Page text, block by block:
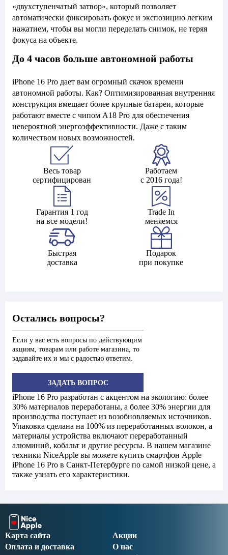
«двухступенчатый затвор», который позволяет
автоматически фиксировать фокус и экспозицию легким
нажатием, чтобы вы могли переделать снимок, не теряя
фокуса на объекте.
До 4 часов больше автономной работы
iPhone 16 Pro дает вам огромный скачок времени
автономной работы. Как? Оптимизированная внутренняя
конструкция вмещает более крупные батареи, которые
работают вместе с чипом A18 Pro для обеспечения
невероятной энергоэффективности. Даже с таким
количеством новых возможностей.
Весь товар
сертифицирован
Работаем
с 2016 года!
Гарантия 1 год
на все модели!
Trade In
меняемся
Быстрая
доставка
Подарок
при покупке
Остались вопросы?
Если у вас есть вопросы по действующим
акциям, товарам или работе магазина, то
задавайте их и мы с радостью ответим.
ЗАДАТЬ ВОПРОС
iPhone 16 Pro разработан с акцентом на экологию: более
30% материалов переработаны, а более 30% энергии для
производства поступает из возобновляемых источников.
Упаковка сделана на 100% из переработанных волокон, а
материалы устройства включают переработанный
алюминий, кобальт и другие ресурсы. В нашем магазине
техники NiceApple вы можете купить смартфон Apple
iPhone 16 Pro в Санкт-Петербурге по самой низкой цене, а
также узнать его характеристики.
Акции
О нас
Оплата и доставка
Карта сайта